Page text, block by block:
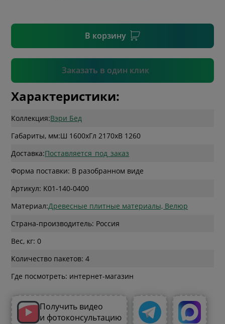
В корзину
Заказать в один клик
Подтвердить
Характеристики:
Коллекция:Вэри Бед
Габариты, мм:Ш 1600xГл 2170xВ 1260
Доставка:Поставляется_под_заказ
Форма поставки: В разобранном виде
Артикул: K01-140-0400
Материал:Древесные плитные материалы, Велюр
Страна-производитель: Россия
Вес, кг: 0
Количество пакетов: 4
Где посмотреть: интернет-магазин
Получить видео
и фотоконсультацию